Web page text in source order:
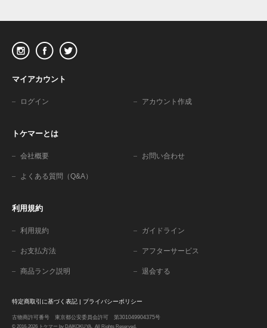
マイアカウント
ログイン アカウント作成
トケマーとは
会社概要 お問い合わせ
よくある質問（Q&A）
利用規約
利用規約 ガイドライン
お支払方法 アフターサービス
商品ランク説明 退会する
特定商取引に基づく表記 | プライバシーポリシー
古物商許可番号 東京都公安委員会許可 第301049904375号
© 2016-2026 トケマー by DAIKOKUYA. All Rights Reserved.